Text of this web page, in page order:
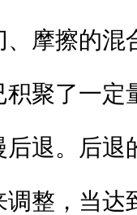
、摩擦的混
积聚了一定
后退。后退
调整，当达